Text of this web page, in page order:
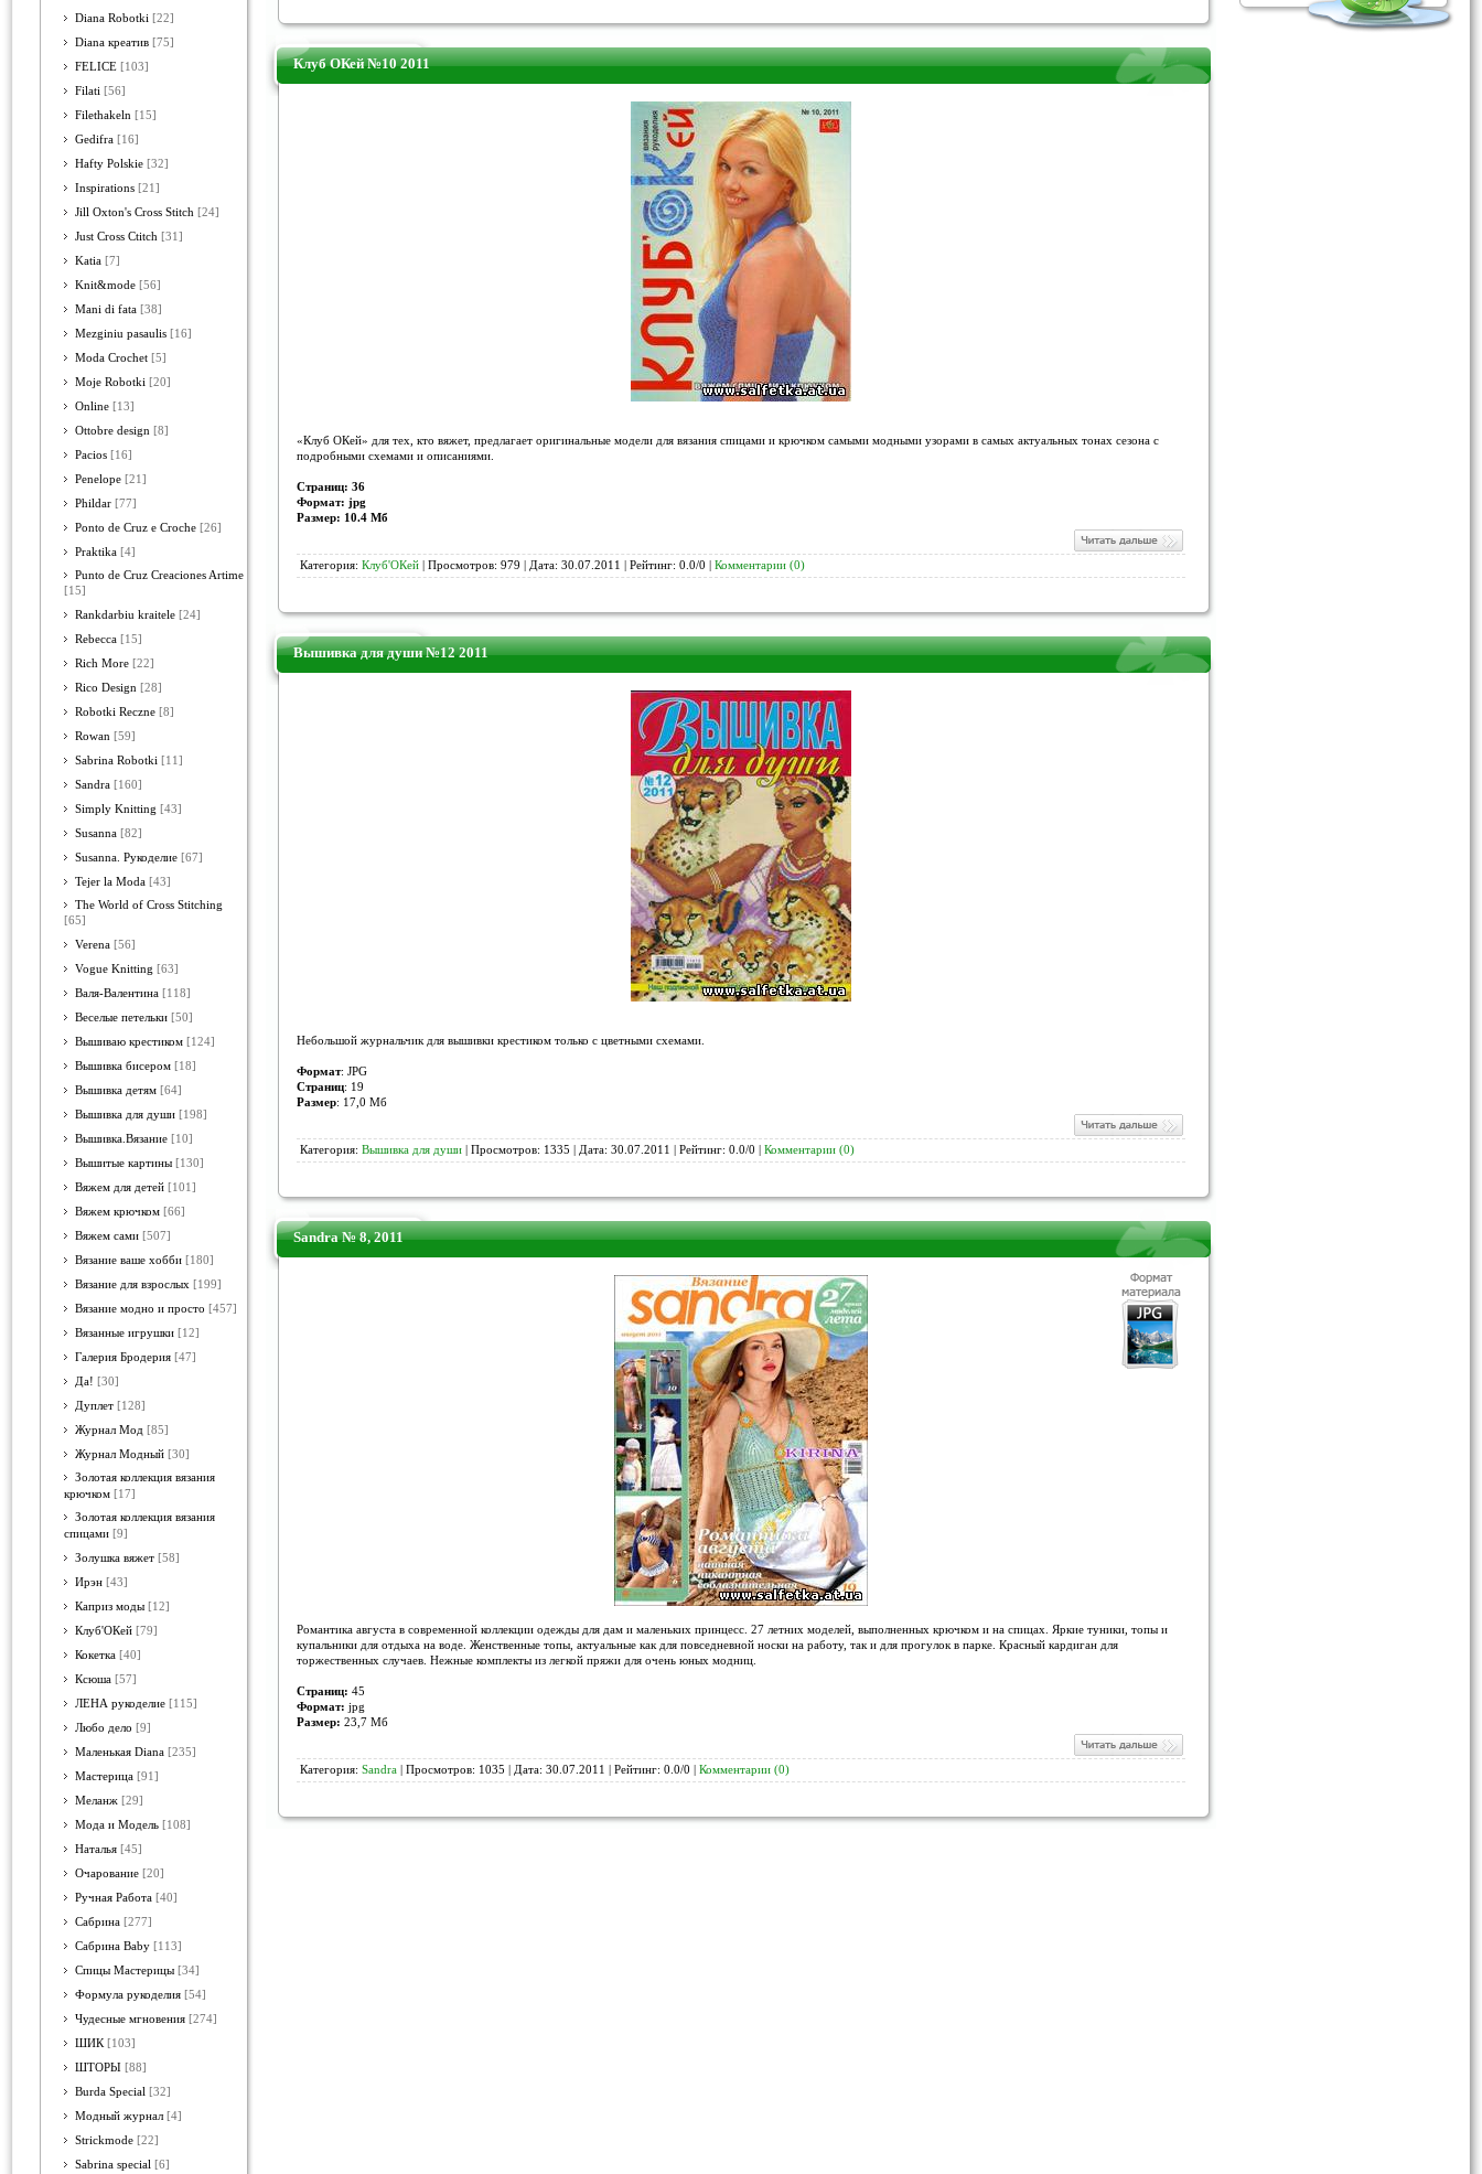
Diana Robotki [22]
Diana креатив [75]
FELICE [103]
Filati [56]
Filethakeln [15]
Gedifra [16]
Hafty Polskie [32]
Inspirations [21]
Jill Oxton's Cross Stitch [24]
Just Cross Ctitch [31]
Katia [7]
Knit&mode [56]
Mani di fata [38]
Mezginiu pasaulis [16]
Moda Crochet [5]
Moje Robotki [20]
Online [13]
Ottobre design [8]
Pacios [16]
Penelope [21]
Phildar [77]
Ponto de Cruz e Croche [26]
Praktika [4]
Punto de Cruz Creaciones Artime
[15]
Rankdarbiu kraitele [24]
Rebecca [15]
Rich More [22]
Rico Design [28]
Robotki Reczne [8]
Rowan [59]
Sabrina Robotki [11]
Sandra [160]
Simply Knitting [43]
Susanna [82]
Susanna. Рукоделие [67]
Tejer la Moda [43]
The World of Cross Stitching
[65]
Verena [56]
Vogue Knitting [63]
Валя-Валентина [118]
Веселые петельки [50]
Вышиваю крестиком [124]
Вышивка бисером [18]
Вышивка детям [64]
Вышивка для души [198]
Вышивка.Вязание [10]
Вышитые картины [130]
Вяжем для детей [101]
Вяжем крючком [66]
Вяжем сами [507]
Вязание ваше хобби [180]
Вязание для взрослых [199]
Вязание модно и просто [457]
Вязанные игрушки [12]
Галерия Бродерия [47]
Да! [30]
Дуплет [128]
Журнал Мод [85]
Журнал Модный [30]
Золотая коллекция вязания
крючком [17]
Золотая коллекция вязания
спицами [9]
Золушка вяжет [58]
Ирэн [43]
Каприз моды [12]
Клуб'ОКей [79]
Кокетка [40]
Ксюша [57]
ЛЕНА рукоделие [115]
Любо дело [9]
Маленькая Diana [235]
Мастерица [91]
Меланж [29]
Мода и Модель [108]
Наталья [45]
Очарование [20]
Ручная Работа [40]
Сабрина [277]
Сабрина Baby [113]
Спицы Мастерицы [34]
Формула рукоделия [54]
Чудесные мгновения [274]
ШИК [103]
ШТОРЫ [88]
Burda Special [32]
Модный журнал [4]
Strickmode [22]
Sabrina special [6]
Клуб ОКей №10 2011
«Клуб ОКей» для тех, кто вяжет, предлагает оригинальные модели для вязания спицами и крючком самыми модными узорами в самых актуальных тонах сезона с
подробными схемами и описаниями.
Страниц: 36
Формат: jpg
Размер: 10.4 Мб
Категория: Клуб'ОКей | Просмотров: 979 | Дата: 30.07.2011 | Рейтинг: 0.0/0 | Комментарии (0)
Вышивка для души №12 2011
Небольшой журнальчик для вышивки крестиком только с цветными схемами.
Формат: JPG
Страниц: 19
Размер: 17,0 Мб
Категория: Вышивка для души | Просмотров: 1335 | Дата: 30.07.2011 | Рейтинг: 0.0/0 | Комментарии (0)
Sandra № 8, 2011
Романтика августа в современной коллекции одежды для дам и маленьких принцесс. 27 летних моделей, выполненных крючком и на спицах. Яркие туники, топы и
купальники для отдыха на воде. Женственные топы, актуальные как для повседневной носки на работу, так и для прогулок в парке. Красный кардиган для
торжественных случаев. Нежные комплекты из легкой пряжи для очень юных модниц.
Страниц: 45
Формат: jpg
Размер: 23,7 Мб
Категория: Sandra | Просмотров: 1035 | Дата: 30.07.2011 | Рейтинг: 0.0/0 | Комментарии (0)